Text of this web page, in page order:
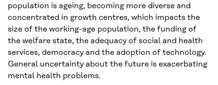
population is ageing, becoming more diverse and
concentrated in growth centres, which impacts the
size of the working-age population, the funding of
the welfare state, the adequacy of social and health
services, democracy and the adoption of technology.
General uncertainty about the future is exacerbating
mental health problems.